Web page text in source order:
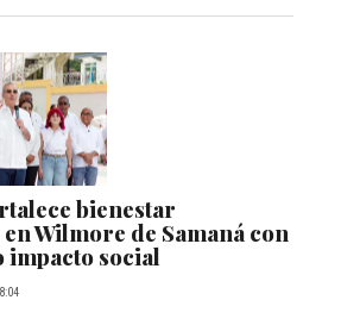
bienestar
Wilmore de Samaná con
impacto social